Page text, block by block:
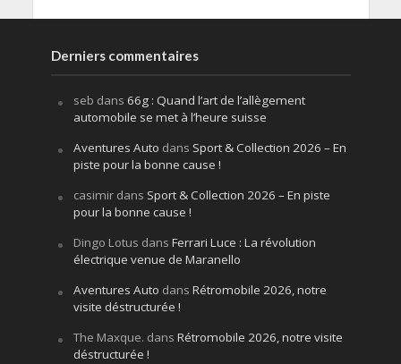
Derniers commentaires
seb dans 66g : Quand l’art de l’allègement
automobile se met à l’heure suisse
Aventures Auto dans Sport & Collection 2026 – En
piste pour la bonne cause !
casimirdans Sport & Collection 2026 – En piste
pour la bonne cause !
Dingo Lotus dans Ferrari Luce : La révolution
électrique venue de Maranello
Aventures Auto dans Rétromobile 2026, notre
visite déstructurée !
The Maxque. dans Rétromobile 2026, notre visite
déstructurée !